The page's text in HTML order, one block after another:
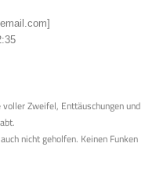
Zweifel, Enttäuschungen und
nicht geholfen. Keinen Funken